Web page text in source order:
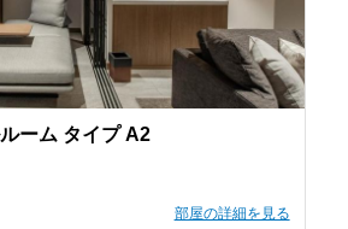
ーム タイプ A2
部屋の詳細を見る